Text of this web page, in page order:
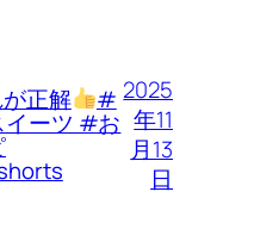
正解 #
ーツ #お
2025
年11
月13
日